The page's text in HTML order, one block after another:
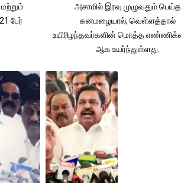
பேர்
அசாமில் இரவு முழுவதும் பெய்த
கனமழையால், வெள்ளத்தால்
உயிரிழந்தவர்களின் மொத்த
ஆக உயர்ந்துள்ளது.